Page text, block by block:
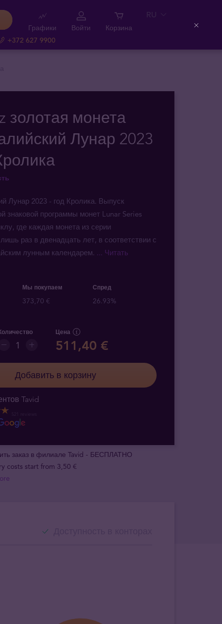
+372 627 9900
Графики Войти Корзина
RU
золотая монета
Лунар 2023
Лунар 2023 - год Кролика. Выпуск
знаковой программы монет Lunar Series
где каждая монета из серии
раз в двенадцать лет, в соответствии с
лунным календарем. ... Читать
Мы покупаем Спред
373,70 € 26.93%
Цена
511,40 €
Добавить в корзину
Tavid
заказ в филиале Tavid - БЕСПЛАТНО
costs start from 3,50 €
Close